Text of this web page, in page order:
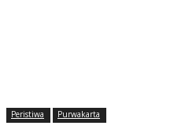
Peristiwa Purwakarta